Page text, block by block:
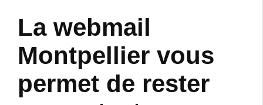
La webmail
Montpellier vous
permet de rester